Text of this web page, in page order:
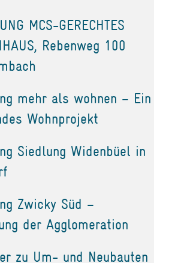
MCS-GERECHTES
Rebenweg 100
mehr als wohnen – Ein
Wohnprojekt
Siedlung Widenbüel in
Zwicky Süd –
der Agglomeration
zu Um- und Neubauten